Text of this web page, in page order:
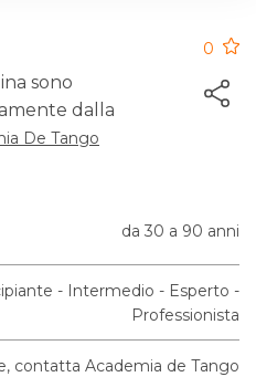
sono
dalla
De Tango
0
da 30 a 90 anni
- Intermedio - Esperto -
Professionista
contatta Academia de Tango